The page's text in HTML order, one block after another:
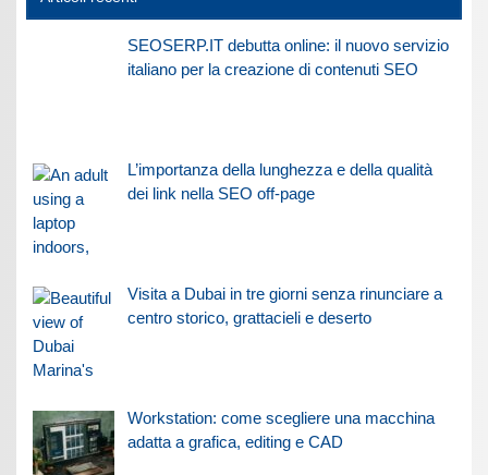
SEOSERP.IT debutta online: il nuovo servizio
italiano per la creazione di contenuti SEO
L’importanza della lunghezza e della qualità
dei link nella SEO off-page
Visita a Dubai in tre giorni senza rinunciare a
centro storico, grattacieli e deserto
Workstation: come scegliere una macchina
adatta a grafica, editing e CAD